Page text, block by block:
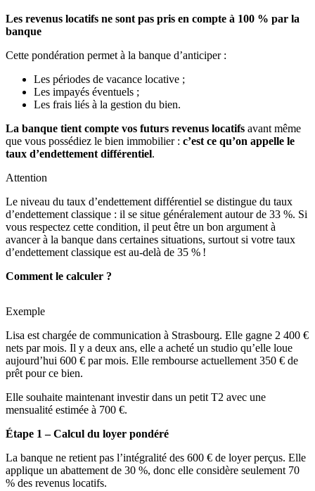
Les revenus locatifs ne sont pas pris en compte à 100 % par la
banque
Cette pondération permet à la banque d’anticiper :
Les périodes de vacance locative ;
Les impayés éventuels ;
Les frais liés à la gestion du bien.
La banque tient compte vos futurs revenus locatifs avant même
que vous possédiez le bien immobilier : c’est ce qu’on appelle le
taux d’endettement différentiel.
Attention
Le niveau du taux d’endettement différentiel se distingue du taux
d’endettement classique : il se situe généralement autour de 33 %. Si
vous respectez cette condition, il peut être un bon argument à
avancer à la banque dans certaines situations, surtout si votre taux
d’endettement classique est au-delà de 35 % !
Comment le calculer ?
Exemple
Lisa est chargée de communication à Strasbourg. Elle gagne 2 400 €
nets par mois. Il y a deux ans, elle a acheté un studio qu’elle loue
aujourd’hui 600 € par mois. Elle rembourse actuellement 350 € de
prêt pour ce bien.
Elle souhaite maintenant investir dans un petit T2 avec une
mensualité estimée à 700 €.
Étape 1 – Calcul du loyer pondéré
La banque ne retient pas l’intégralité des 600 € de loyer perçus. Elle
applique un abattement de 30 %, donc elle considère seulement 70
% des revenus locatifs.